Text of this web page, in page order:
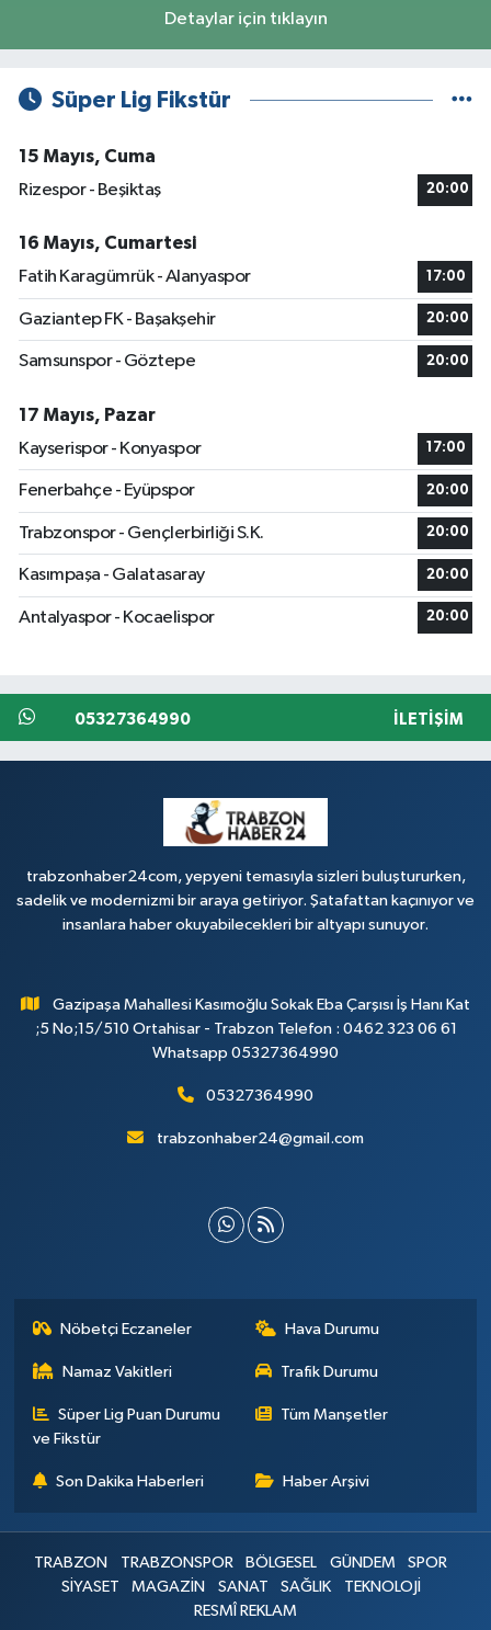
Detaylar için tıklayın
Süper Lig Fikstür
15 Mayıs, Cuma
Rizespor - Beşiktaş
20:00
16 Mayıs, Cumartesi
Fatih Karagümrük - Alanyaspor
17:00
Gaziantep FK - Başakşehir 20:00
Samsunspor - Göztepe 20:00
17 Mayıs, Pazar
Kayserispor - Konyaspor
17:00
Fenerbahçe - Eyüpspor 20:00
Trabzonspor - Gençlerbirliği S.K. 20:00
Kasımpaşa - Galatasaray 20:00
Antalyaspor - Kocaelispor 20:00
05327364990 İLETIŞIM
trabzonhaber24com, yepyeni temasıyla sizleri buluştururken,
sadelik ve modernizmi bir araya getiriyor. Şatafattan kaçınıyor ve
insanlara haber okuyabilecekleri bir altyapı sunuyor.
Gazipaşa Mahallesi Kasımoğlu Sokak Eba Çarşısı İş Hanı Kat
;5 No;15/510 Ortahisar - Trabzon Telefon : 0462 323 06 61
Whatsapp 05327364990
05327364990
trabzonhaber24@gmail.com
Nöbetçi Eczaneler Hava Durumu
Namaz Vakitleri Trafik Durumu
Süper Lig Puan Durumu
ve Fikstür
Tüm Manşetler
Son Dakika Haberleri Haber Arşivi
TRABZON TRABZONSPOR BÖLGESEL GÜNDEM
SPOR
SİYASET
MAGAZİN SANAT SAĞLIK
TEKNOLOJİ
RESMÎ REKLAM